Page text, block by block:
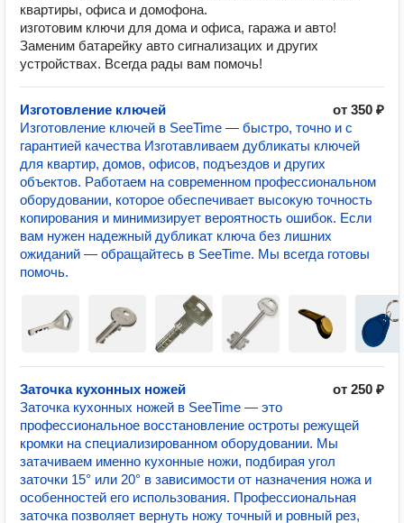
квартиры, офиса и домофона.
изготовим ключи для дома и офиса, гаража и авто!
Заменим батарейку авто сигнализацих и других
устройствах. Всегда рады вам помочь!
Изготовление ключей
от 350 ₽
Изготовление ключей в SeeTime — быстро, точно и с
гарантией качества Изготавливаем дубликаты ключей
для квартир, домов, офисов, подъездов и других
объектов. Работаем на современном профессиональном
оборудовании, которое обеспечивает высокую точность
копирования и минимизирует вероятность ошибок. Если
вам нужен надежный дубликат ключа без лишних
ожиданий — обращайтесь в SeeTime. Мы всегда готовы
помочь.
Заточка кухонных ножей
от 250 ₽
Заточка кухонных ножей в SeeTime — это
профессиональное восстановление остроты режущей
кромки на специализированном оборудовании. Мы
затачиваем именно кухонные ножи, подбирая угол
заточки 15° или 20° в зависимости от назначения ножа и
особенностей его использования. Профессиональная
заточка позволяет вернуть ножу точный и ровный рез,